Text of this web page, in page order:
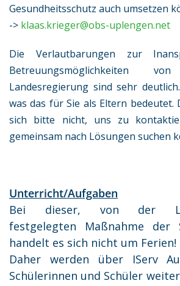
Gesundheitsschutz auch umsetzen
-> klaas.krieger@obs-uplengen.net
Die Verlautbarungen zur
Betreuungsmöglichkeiten
Landesregierung sind sehr
was das für Sie als Eltern bedeutet.
sich bitte nicht, uns zu
gemeinsam nach Lösungen suchen
Unterricht/Aufgaben
Bei dieser, von der
festgelegten Maßnahme der
handelt es sich nicht um Ferien!
Daher werden über IServ
Schülerinnen und Schüler